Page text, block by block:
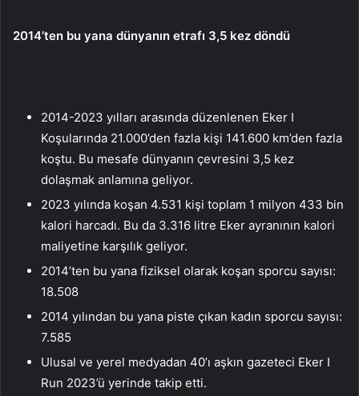
2014’ten bu yana dünyanın etrafı 3,5 kez döndü
2014-2023 yılları arasında düzenlenen Eker I
Koşularında 21.000’den fazla kişi 141.600 km’den fazla
koştu. Bu mesafe dünyanın çevresini 3,5 kez
dolaşmak anlamına geliyor.
2023 yılında koşan 4.531 kişi toplam 1 milyon 433 bin
kalori harcadı. Bu da 3.316 litre Eker ayranının kalori
maliyetine karşılık geliyor.
2014’ten bu yana fiziksel olarak koşan sporcu sayısı:
18.508
2014 yılından bu yana piste çıkan kadın sporcu sayısı:
7.585
Ulusal ve yerel medyadan 40’ı aşkın gazeteci Eker I
Run 2023’ü yerinde takip etti.